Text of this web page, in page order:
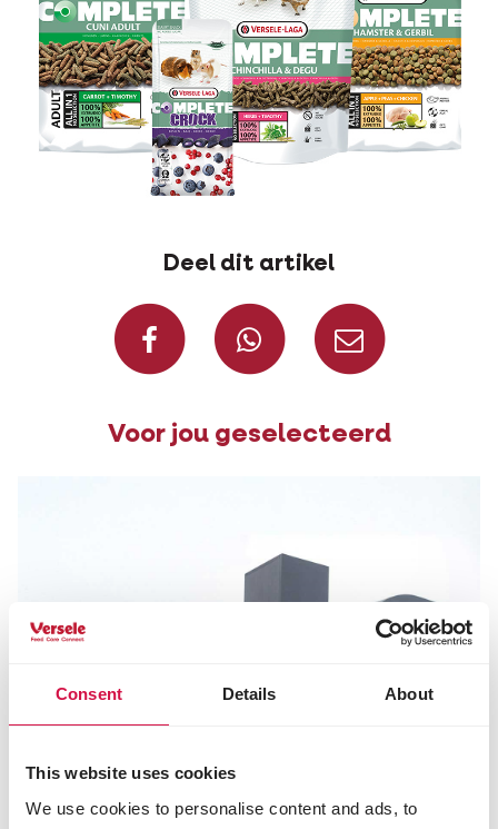
Consent Details About
This website uses cookies
We use cookies to personalise content and ads, to
Deel dit artikel
Deel op Facebook
Deel via
Voor jou geselecteerd